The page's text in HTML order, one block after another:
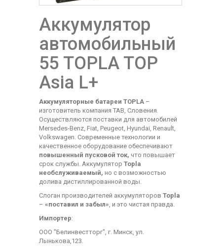
Аккумулятор
автомобильный
55 TOPLA TOP
Asia L+
Аккумуляторные батареи TOPLA –
изготовитель компания TAB, Словения.
Осуществляются поставки для автомобилей
Mersedes-Benz, Fiat, Peugeot, Hyundai, Renault,
Volkswagen. Современные технологии и
качественное оборудование обеспечивают
повышенный пусковой ток, что повышает
срок службы. Аккумулятор Topla
необслуживаемый, но с возможностью
долива дистиллированной воды.
Слоган производителей аккумуляторов Topla
– «поставил и забыл» , и это чистая правда.
Импортер:
ООО "Белинвестторг", г. Минск, ул.
Лынькова,123.